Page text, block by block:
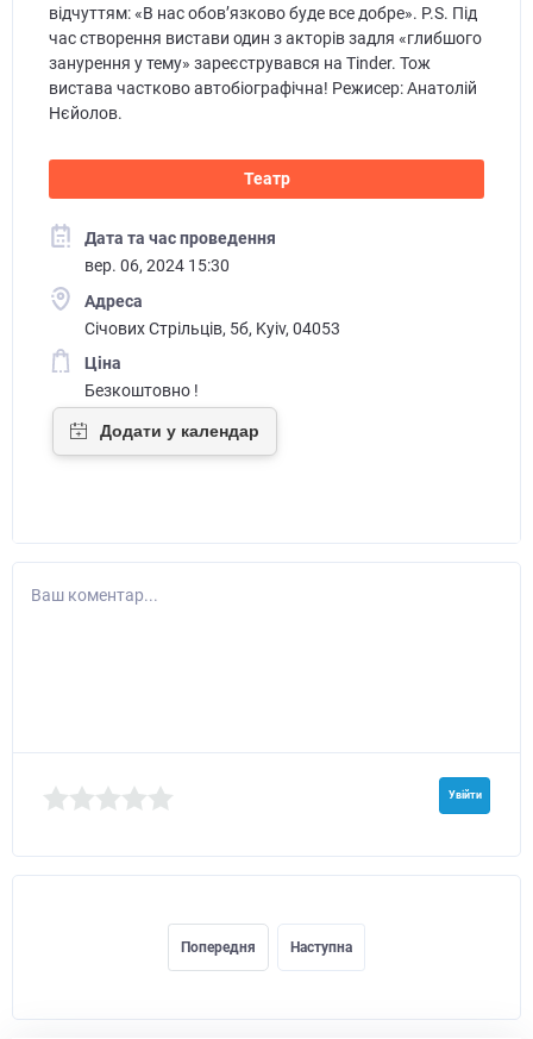
відчуттям: «В нас обов’язково буде все добре». P.S. Під
час створення вистави один з акторів задля «глибшого
занурення у тему» зареєструвався на Tinder. Тож
вистава частково автобіографічна! Режисер: Анатолій
Нєйолов.
Театр
Дата та час проведення
вер. 06, 2024 15:30
Адреса
Січових Стрільців, 5б, Kyiv, 04053
Ціна
Безкоштовно !
Ваш коментар...
Увійти
Попередня Наступна